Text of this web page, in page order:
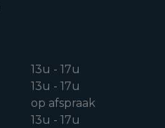
13u - 17u
13u - 17u
op afspraak
13u - 17u